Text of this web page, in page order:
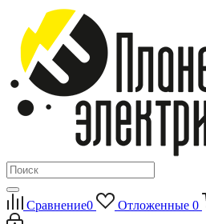
Сравнение0 Отложенные 0